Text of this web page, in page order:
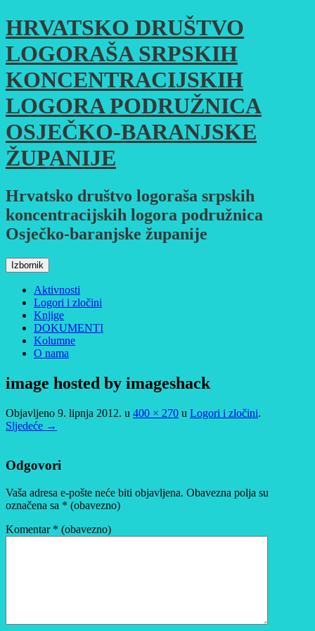
Skoči
do
sadržaja
HRVATSKO DRUŠTVO
LOGORAŠA SRPSKIH
KONCENTRACIJSKIH
LOGORA PODRUŽNICA
OSJEČKO-BARANJSKE
ŽUPANIJE
Hrvatsko društvo logoraša srpskih
koncentracijskih logora podružnica
Osječko-baranjske županije
Izbornik
Aktivnosti
Logori i zločini
Knjige
DOKUMENTI
Kolumne
O nama
image hosted by imageshack
Objavljeno 9. lipnja 2012. u 400 × 270 u Logori i zločini.
Sljedeće →
Odgovori
Vaša adresa e-pošte neće biti objavljena. Obavezna polja su
označena sa * (obavezno)
Komentar * (obavezno)